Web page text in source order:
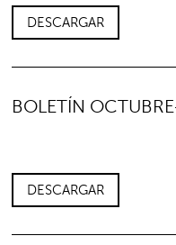
DESCARGAR
BOLETÍN
DESCARGAR